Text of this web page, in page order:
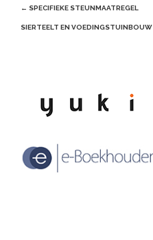
Post
navigation
← SPECIFIEKE STEUNMAATREGEL
SIERTEELT EN VOEDINGSTUINBOUW